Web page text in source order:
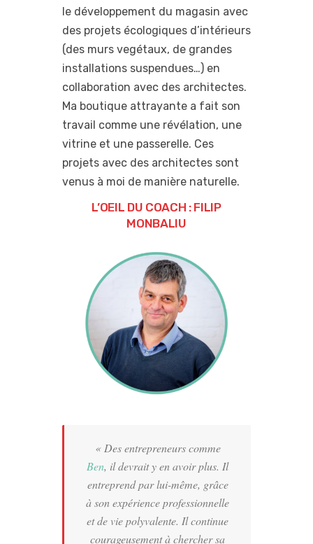
le développement du magasin avec
des projets écologiques d’intérieurs
(des murs vegétaux, de grandes
installations suspendues…) en
collaboration avec des architectes.
Ma boutique attrayante a fait son
travail comme une révélation, une
vitrine et une passerelle. Ces
projets avec des architectes sont
venus à moi de manière naturelle.
L’OEIL DU COACH : FILIP
MONBALIU
« Des entrepreneurs comme
Ben, il devrait y en avoir plus. Il
entreprend par lui-même, grâce
à son expérience professionnelle
et de vie polyvalente. Il continue
courageusement à chercher sa